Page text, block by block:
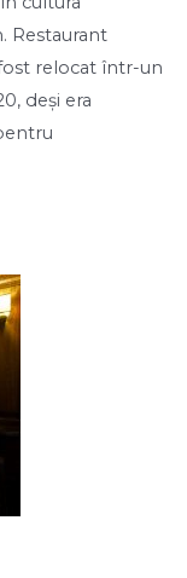
Restaurant
relocat într-un
deși era